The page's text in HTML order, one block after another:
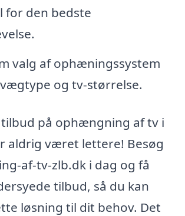
for den bedste
valg af ophæningssystem
og tv-størrelse.
på ophængning af tv i
aldrig været lettere! Besøg
af-tv-zlb.dk i dag og få
tilbud, så du kan
løsning til dit behov. Det